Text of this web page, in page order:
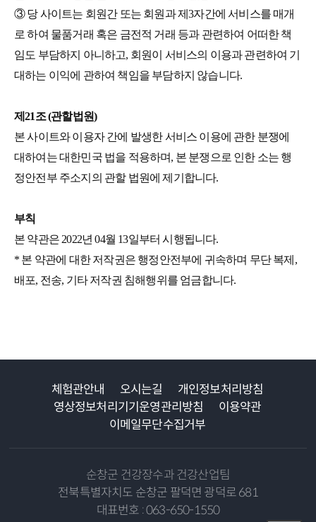
③ 당 사이트는 회원간 또는 회원과 제3자간에 서비스를 매개
로 하여 물품거래 혹은 금전적 거래 등과 관련하여 어떠한 책
임도 부담하지 아니하고, 회원이 서비스의 이용과 관련하여 기
대하는 이익에 관하여 책임을 부담하지 않습니다.
제21조 (관할법원)
본 사이트와 이용자 간에 발생한 서비스 이용에 관한 분쟁에
대하여는 대한민국 법을 적용하며, 본 분쟁으로 인한 소는 행
정안전부 주소지의 관할 법원에 제기합니다.
부칙
본 약관은 2022년 04월 13일부터 시행됩니다.
* 본 약관에 대한 저작권은 행정안전부에 귀속하며 무단 복제,
배포, 전송, 기타 저작권 침해행위를 엄금합니다.
체험관안내 오시는길
개인정보처리방침
영상정보처리기기운영관리방침
이용약관
이메일무단수집거부
순창군 건강장수과 건강산업팀
전북특별자치도 순창군 팔덕면 광덕로 681
대표번호 : 063-650-1550